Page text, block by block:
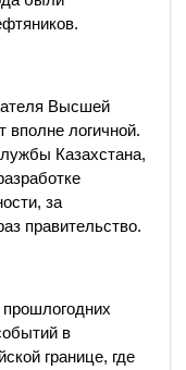
Высшей
вполне логичной.
Казахстана,
за
правительство.
в
границе, где